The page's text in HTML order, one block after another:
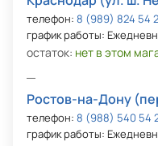
телефон: 8 (989) 824 54
график работы:
остаток: нет в этом
Ростов-на-Дону
телефон: 8 (988) 540 54
график работы: